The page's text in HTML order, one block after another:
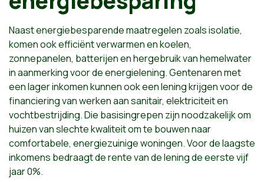
Naast energiebesparende maatregelen zoals isolatie,
komen ook efficiënt verwarmen en koelen,
zonnepanelen, batterijen en hergebruik van hemelwater
in aanmerking voor de energielening. Gentenaren met
een lager inkomen kunnen ook een lening krijgen voor de
financiering van werken aan sanitair, elektriciteit en
vochtbestrijding. Die basisingrepen zijn noodzakelijk om
huizen van slechte kwaliteit om te bouwen naar
comfortabele, energiezuinige woningen. Voor de laagste
inkomens bedraagt de rente van de lening de eerste vijf
jaar 0%.